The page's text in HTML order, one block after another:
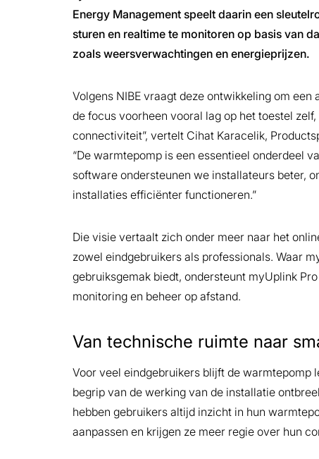
Energy Management speelt daarin een
sturen en realtime te monitoren op basis van
zoals weersverwachtingen en energieprijzen.
Volgens NIBE vraagt deze ontwikkeling om
de focus voorheen vooral lag op het toestel
connectiviteit”, vertelt Cihat Karacelik,
“De warmtepomp is een essentieel onderdeel
software ondersteunen we installateurs beter,
installaties efficiënter functioneren.”
Die visie vertaalt zich onder meer naar het
zowel eindgebruikers als professionals. Waar
gebruiksgemak biedt, ondersteunt myUplink
monitoring en beheer op afstand.
Van technische ruimte naar
Voor veel eindgebruikers blijft de
begrip van de werking van de installatie
hebben gebruikers altijd inzicht in hun
aanpassen en krijgen ze meer regie over hun